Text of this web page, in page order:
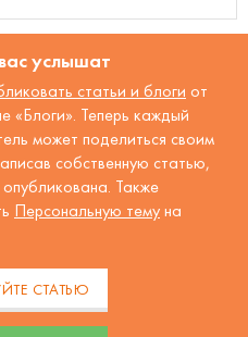
услышат
статьи и блоги от
«Блоги». Теперь каждый
может поделиться своим
собственную статью,
Также
Персональную тему на
СТАТЬЮ